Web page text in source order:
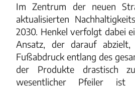
Im Zentrum der neuen
aktualisierten
2030. Henkel verfolgt dabei
Ansatz, der darauf abzielt,
Fußabdruck entlang des
der Produkte drastisch
wesentlicher Pfeiler ist